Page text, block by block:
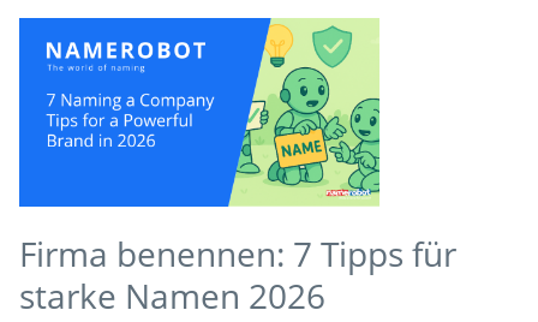
Firma benennen: 7 Tipps für
starke Namen 2026